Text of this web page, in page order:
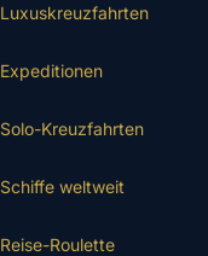
Luxuskreuzfahrten
Expeditionen
Solo-Kreuzfahrten
Schiffe weltweit
Reise-Roulette